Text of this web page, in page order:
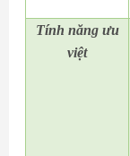
Tính năng ưu
việt